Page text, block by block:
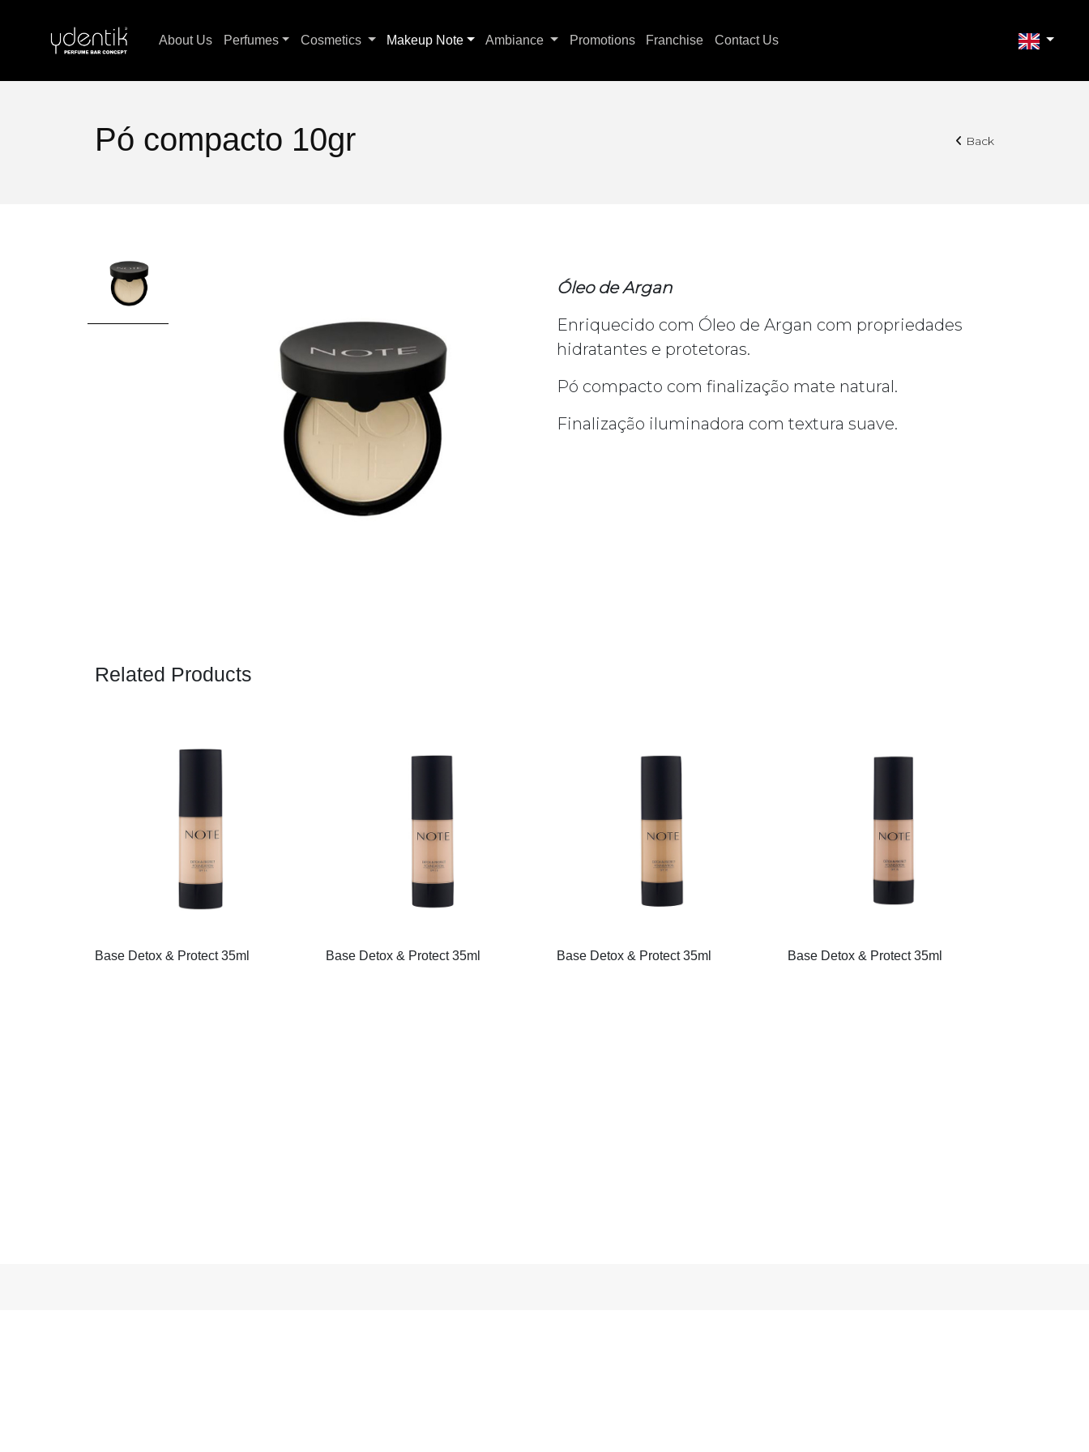
About Us Perfumes Cosmetics Makeup Note Ambiance Promotions Franchise Contact Us
Pó compacto 10gr Back
Óleo de Argan
Enriquecido com Óleo de Argan com propriedades
hidratantes e protetoras.
Pó compacto com finalização mate natural.
Finalização iluminadora com textura suave.
Related Products
Base Detox & Protect 35ml Base Detox & Protect 35ml Base Detox & Protect 35ml Base Detox & Protect 35ml